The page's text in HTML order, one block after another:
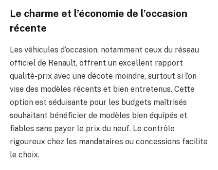
Le charme et l’économie de l’occasion
récente
Les véhicules d’occasion, notamment ceux du réseau
officiel de Renault, offrent un excellent rapport
qualité-prix avec une décote moindre, surtout si l’on
vise des modèles récents et bien entretenus. Cette
option est séduisante pour les budgets maîtrisés
souhaitant bénéficier de modèles bien équipés et
fiables sans payer le prix du neuf. Le contrôle
rigoureux chez les mandataires ou concessions facilite
le choix.